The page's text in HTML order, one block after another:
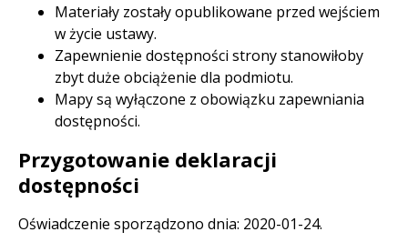
Materiały zostały opublikowane przed wejściem
w życie ustawy.
Zapewnienie dostępności strony stanowiłoby
zbyt duże obciążenie dla podmiotu.
Mapy są wyłączone z obowiązku zapewniania
dostępności.
Przygotowanie deklaracji
dostępności
Oświadczenie sporządzono dnia: 2020-01-24.